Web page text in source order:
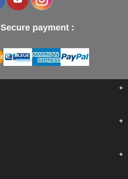
Secure payment :
+
+
+